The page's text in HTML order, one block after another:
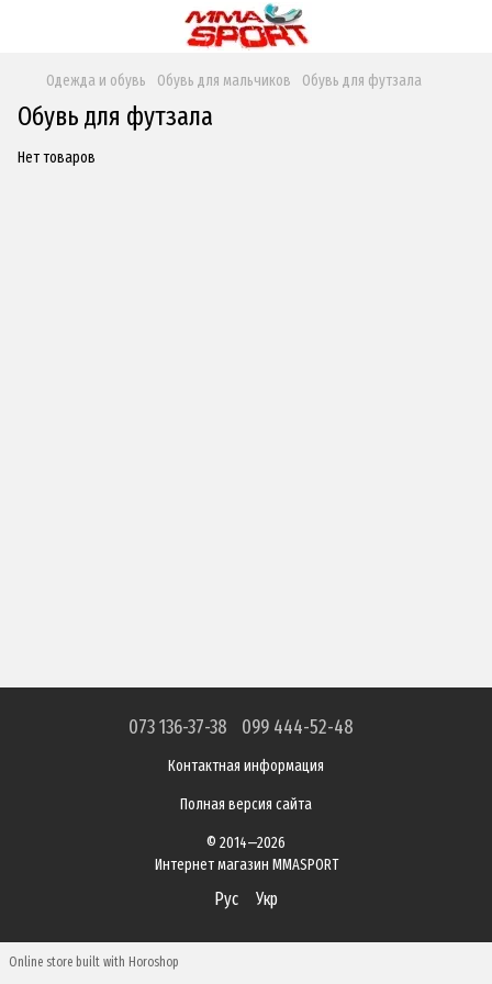
Одежда и обувь Обувь для мальчиков Обувь для футзала
Обувь для футзала
Нет товаров
073 136-37-38 099 444-52-48
Контактная информация
Полная версия сайта
© 2014—2026
Интернет магазин MMASPORT
Рус Укр
Online store built with Horoshop